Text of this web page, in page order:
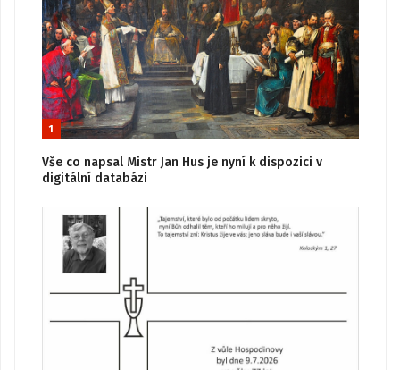
1
Vše co napsal Mistr Jan Hus je nyní k dispozici v
digitální databázi